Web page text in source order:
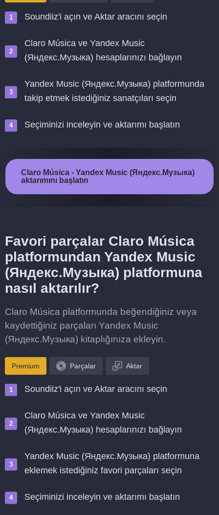
Soundiiz'i açın ve Aktar aracını seçin
Claro Música ve Yandex Music
(Яндекс.Музыка) hesaplarınızı bağlayın
Yandex Music (Яндекс.Музыка) platformunda
takip etmek istediğiniz sanatçıları seçin
Seçiminizi inceleyin ve aktarımı başlatın
Claro Música - Yandex Music (Яндекс.Музыка)
aktarımını başlatın
Favori parçalar Claro Música
platformundan Yandex Music
(Яндекс.Музыка) platformuna
nasıl aktarılır?
Claro Música platformunda beğendiğiniz veya
kaydettiğiniz parçaları Yandex Music
(Яндекс.Музыка) kitaplığınıza ekleyin.
Premium Parçalar Aktar
Soundiiz'i açın ve Aktar aracını seçin
Claro Música ve Yandex Music
(Яндекс.Музыка) hesaplarınızı bağlayın
Yandex Music (Яндекс.Музыка) platformuna
eklemek istediğiniz favori parçaları seçin
Seçiminizi inceleyin ve aktarımı başlatın